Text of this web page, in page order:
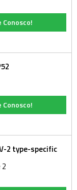
Conosco!
Conosco!
2 type-specific